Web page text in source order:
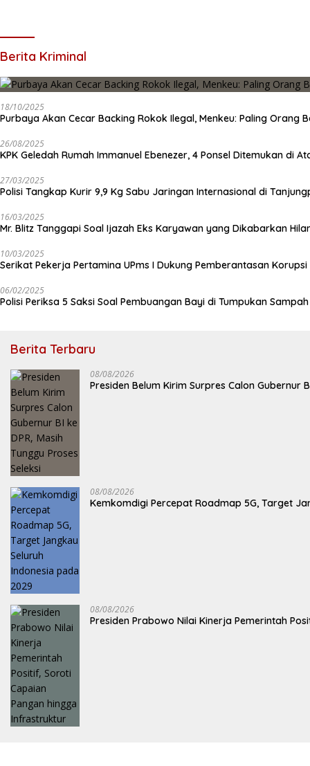
Berita Kriminal
18/10/2025
Purbaya Akan Cecar Backing Rokok Ilegal, Menkeu: Paling Orang
26/08/2025
KPK Geledah Rumah Immanuel Ebenezer, 4 Ponsel Ditemukan di
27/03/2025
Polisi Tangkap Kurir 9,9 Kg Sabu Jaringan Internasional di
16/03/2025
Mr. Blitz Tanggapi Soal Ijazah Eks Karyawan yang Dikabarkan
10/03/2025
Serikat Pekerja Pertamina UPms I Dukung Pemberantasan
06/02/2025
Polisi Periksa 5 Saksi Soal Pembuangan Bayi di Tumpukan
Berita Terbaru
08/08/2026
Presiden Belum Kirim Surpres Calon Gubernur
08/08/2026
Kemkomdigi Percepat Roadmap 5G, Target
08/08/2026
Presiden Prabowo Nilai Kinerja Pemerintah